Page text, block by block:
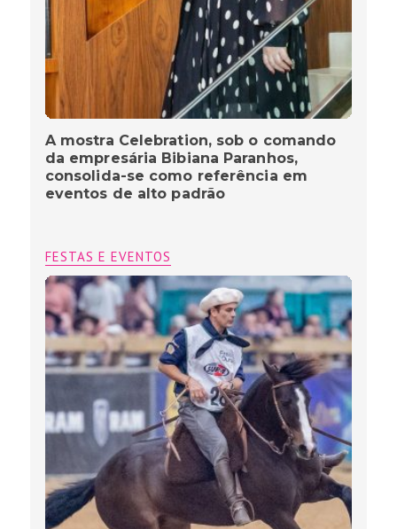
A mostra Celebration, sob o comando
da empresária Bibiana Paranhos,
consolida-se como referência em
eventos de alto padrão
FESTAS E EVENTOS